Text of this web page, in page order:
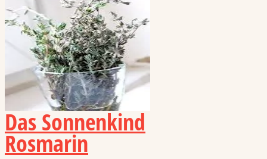
Das Sonnenkind
Rosmarin